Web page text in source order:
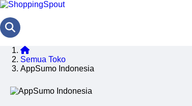
Semua Toko
AppSumo Indonesia